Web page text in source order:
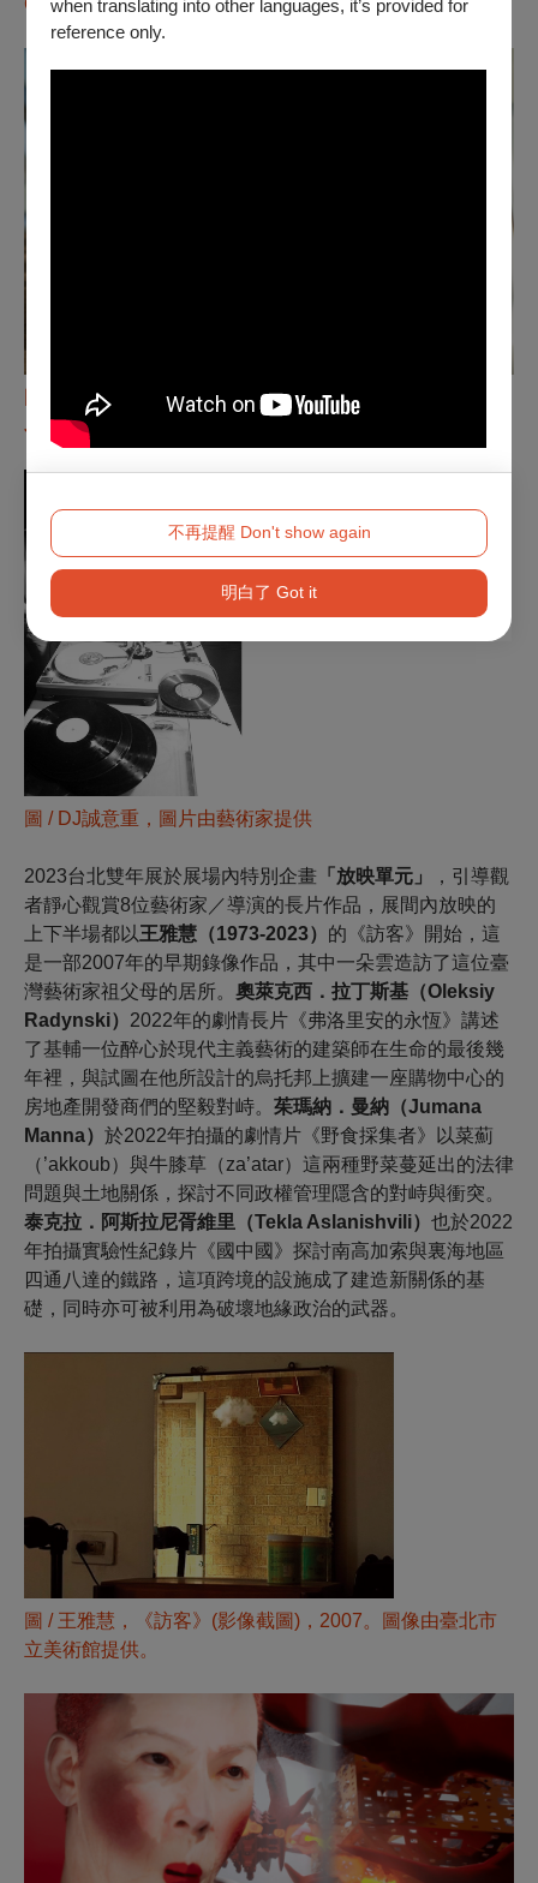
when translating into other languages, it’s provided for
reference only.
不再提醒 Don't show again
明白了 Got it
SlowPitchSound，圖片由藝術家提供，攝影：Kevin
Jones
圖 / DJ誠意重，圖片由藝術家提供
2023台北雙年展於展場內特別企畫 「放映單元」
，引導觀
者靜心觀賞8位藝術家／導演的長片作品，展間內放映的
上下半場都以王雅慧（1973-2023） 的《訪客》開始，這
是一部2007年的早期錄像作品，其中一朵雲造訪了這位臺
灣藝術家祖父母的居所。 奧萊克西．拉丁斯基（Oleksiy
Radynski） 2022年的劇情長片《弗洛里安的永恆》講述
了基輔一位醉心於現代主義藝術的建築師在生命的最後幾
年裡，與試圖在他所設計的烏托邦上擴建一座購物中心的
房地產開發商們的堅毅對峙。 茱瑪納．曼納（Jumana
Manna） 於2022年拍攝的劇情片《野食採集者》以菜薊
（’akkoub）與牛膝草（za’atar）這兩種野菜蔓延出的法律
問題與土地關係，探討不同政權管理隱含的對峙與衝突。
泰克拉．阿斯拉尼胥維里（Tekla Aslanishvili） 也於2022
年拍攝實驗性紀錄片《國中國》探討南高加索與裏海地區
四通八達的鐵路，這項跨境的設施成了建造新關係的基
礎，同時亦可被利用為破壞地緣政治的武器。
圖 / 王雅慧，《訪客》(影像截圖)，2007。圖像由臺北市
立美術館提供。